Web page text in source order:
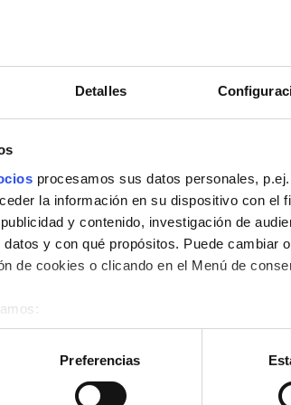
Detalles
procesamos sus datos personales,
la información en su dispositivo con el
y contenido, investigación de
y con qué propósitos. Puede cambiar
de cookies o clicando en el Menú de
su ubicación geográfica que puede
analizándolo activamente para buscar
cómo se procesan sus datos
Preferencias
Canarias
0,47 km desde el centro
Muy buena
8,6
Reservación